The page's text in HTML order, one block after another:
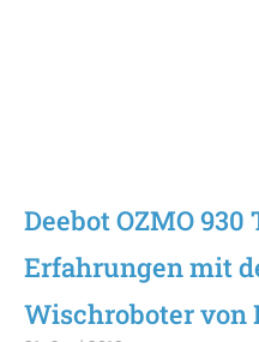
Deebot OZMO 930
Erfahrungen mit
Wischroboter von